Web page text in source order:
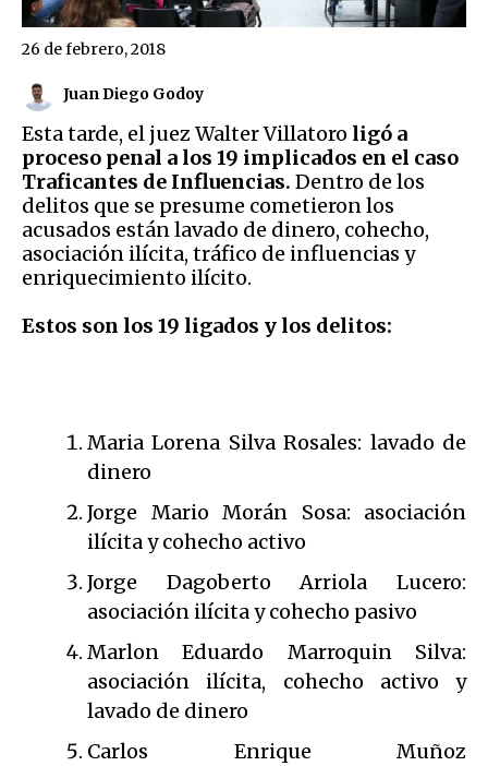
Juan Diego Godoy
26 de febrero, 2018
Esta tarde, el juez Walter Villatoro ligó a
proceso penal a los 19 implicados en el caso
Traficantes de Influencias. Dentro de los
delitos que se presume cometieron los
acusados están lavado de dinero, cohecho,
asociación ilícita, tráfico de influencias y
enriquecimiento ilícito.
Estos son los 19 ligados y los delitos:
Maria Lorena Silva Rosales: lavado de
dinero
Jorge Mario Morán Sosa: asociación
ilícita y cohecho activo
Jorge Dagoberto Arriola Lucero:
asociación ilícita y cohecho pasivo
Marlon Eduardo Marroquin Silva:
asociación ilícita, cohecho activo y
lavado de dinero
Carlos Enrique Muñoz